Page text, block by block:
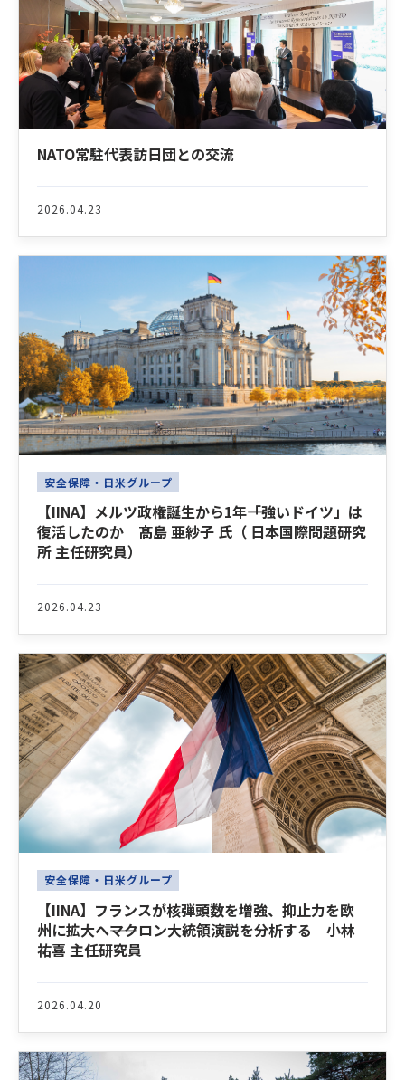
NATO常駐代表訪日団との交流
2026.04.23
安全保障・日米グループ
【IINA】メルツ政権誕生から1年――「強いドイツ」は
復活したのか 髙島 亜紗子 氏（ 日本国際問題研究
所 主任研究員）
2026.04.23
安全保障・日米グループ
【IINA】フランスが核弾頭数を増強、抑止力を欧
州に拡大へ――マクロン大統領演説を分析する 小林
祐喜 主任研究員
2026.04.20